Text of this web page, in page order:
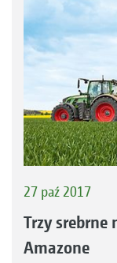
27 paź 2017
Trzy srebrne
Amazone